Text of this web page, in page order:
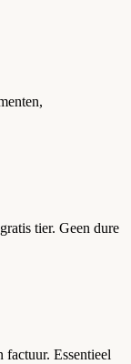
tier. Geen dure
factuur. Essentieel